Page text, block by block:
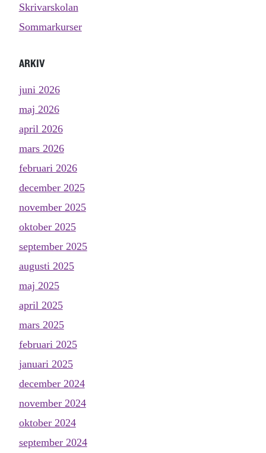
Skrivarskolan
Sommarkurser
ARKIV
juni 2026
maj 2026
april 2026
mars 2026
februari 2026
december 2025
november 2025
oktober 2025
september 2025
augusti 2025
maj 2025
april 2025
mars 2025
februari 2025
januari 2025
december 2024
november 2024
oktober 2024
september 2024